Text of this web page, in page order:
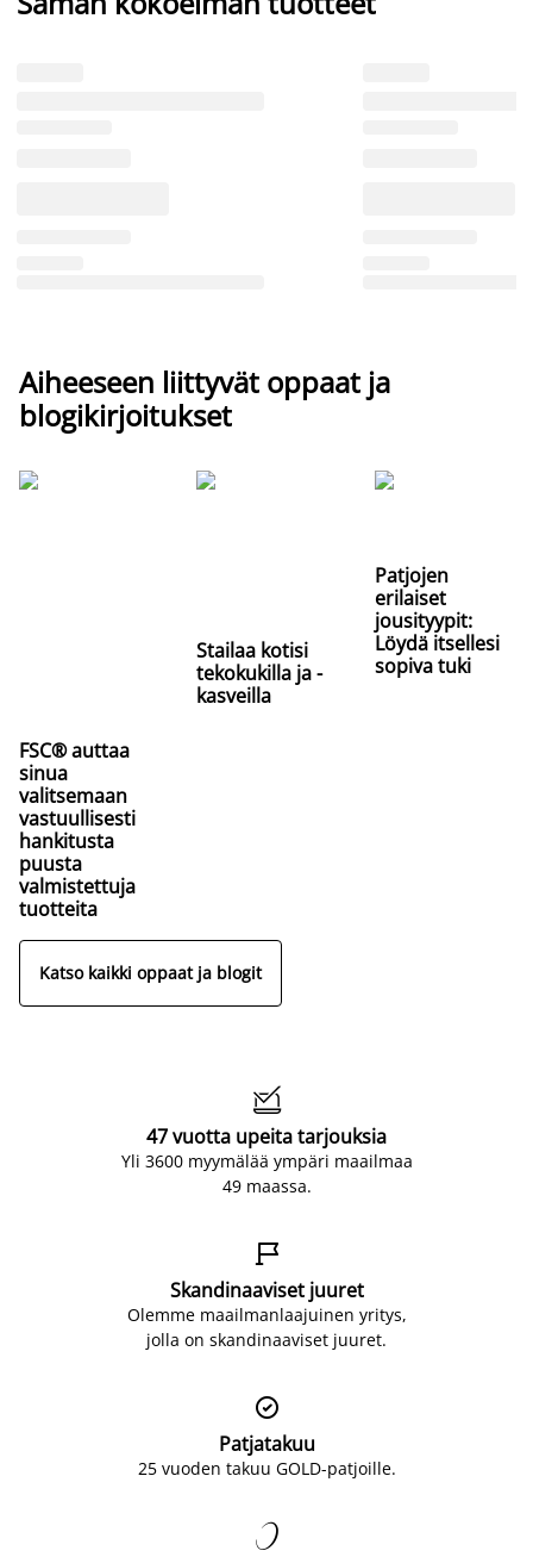
Aiheeseen liittyvät oppaat ja
blogikirjoitukset
FSC® auttaa
sinua
valitsemaan
vastuullisesti
hankitusta
puusta
valmistettuja
tuotteita
Stailaa kotisi
tekokukilla ja -
kasveilla
Patjojen
erilaiset
jousityypit:
Löydä itsellesi
sopiva tuki
Katso kaikki oppaat ja blogit

47 vuotta upeita tarjouksia
Yli 3600 myymälää ympäri maailmaa
49 maassa.

Skandinaaviset juuret
Olemme maailmanlaajuinen yritys,
jolla on skandinaaviset juuret.

Patjatakuu
25 vuoden takuu GOLD-patjoille.
